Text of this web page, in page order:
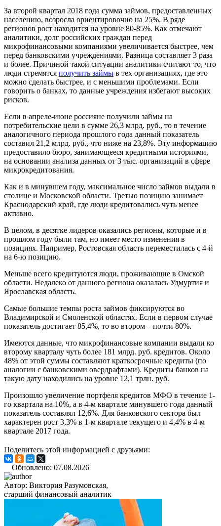
За второй квартал 2018 года сумма займов, предоставленных
населению, возросла ориентировочно на 25%. В ряде
регионов рост находится на уровне 80-85%. Как отмечают
аналитики, долг российских граждан перед
микрофинансовыми компаниями увеличивается быстрее, чем
перед банковскими учреждениями. Разница составляет 3 раза
и более. Причиной такой ситуации аналитики считают то, что
люди стремятся получить займы в тех организациях, где это
можно сделать быстрее, и с меньшими проблемами. Если
говорить о банках, то данные учреждения избегают высоких
рисков.
Если в апреле-июне россияне получили займы на
потребительские цели в сумме 26,3 млрд. руб., то в течение
аналогичного периода прошлого года данный показатель
составил 21,2 млрд. руб., что ниже на 23,8%. Эту информацию
предоставило бюро, занимающееся кредитными историями,
на основании анализа данных от 3 тыс. организаций в сфере
микрокредитования.
Как и в минувшем году, максимальное число займов выдали в
столице и Московской области. Третью позицию занимает
Краснодарский край, где люди кредитовались чуть менее
активно.
В целом, в десятке лидеров оказались регионы, которые и в
прошлом году были там, но имеет место изменения в
позициях. Например, Ростовская область переместилась с 4-й
на 6-ю позицию.
Меньше всего кредитуются люди, проживающие в Омской
области. Недалеко от данного региона оказалась Удмуртия и
Ярославская область.
Самые большие темпы роста займов фиксируются во
Владимирской и Смоленской областях. Если в первом случае
показатель достигает 85,4%, то во втором – почти 80%.
Имеются данные, что микрофинансовые компании выдали ко
второму кварталу чуть более 181 млрд. руб. кредитов. Около
48% от этой суммы составляют краткосрочные кредиты (по
аналогии с банковскими овердрафтами). Кредиты банков на
такую дату находились на уровне 12,1 трлн. руб.
Произошло увеличение портфеля кредитов МФО в течение 1-
го квартала на 10%, а в 4-м квартале минувшего года данный
показатель составлял 12,6%. Для банковского сектора был
характерен рост 3,3% в 1-м квартале текущего и 4,4% в 4-м
квартале 2017 года.
Поделитесь этой информацией с друзьями:
Обновлено: 07.08.2026
Автор: Виктория Разумовская,
старший финансовый аналитик